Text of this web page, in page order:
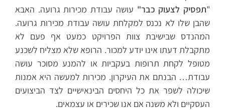
"תפסיק לצעוק כבר" עושה עבודת מכירות גרועה. האבא
שהבן שלו לא נכנס למקלחת עושה עבודת מכירות גרועה.
המהנדס שבישיבת צוות הפרויקט כמעט אף פעם לא
מתקבלת דעתו אינו יודע למכור. הרופא שלא מצליח לשכנע
מטופל לקחת תרופות בעקביות או להמנע מסוכר עושה
עבודת… הבנתם את העיקרון. מכירות למעשה היא אמנות
שיכולה לשפר את כל היחסים הבינאישיים לצד הביצועים
העסקיים ולא משנה אם אנו שכירים או עצמאים.